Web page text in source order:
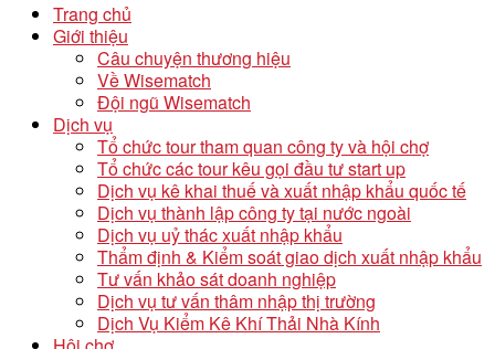
Trang chủ
Giới thiệu
Câu chuyện thương hiệu
Về Wisematch
Đội ngũ Wisematch
Dịch vụ
Tổ chức tour tham quan công ty và hội chợ
Tổ chức các tour kêu gọi đầu tư start up
Dịch vụ kê khai thuế và xuất nhập khẩu quốc tế
Dịch vụ thành lập công ty tại nước ngoài
Dịch vụ uỷ thác xuất nhập khẩu
Thẩm định & Kiểm soát giao dịch xuất nhập khẩu
Tư vấn khảo sát doanh nghiệp
Dịch vụ tư vấn thâm nhập thị trường
Dịch Vụ Kiểm Kê Khí Thải Nhà Kính